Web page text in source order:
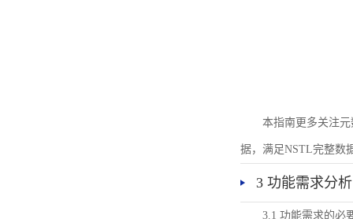
本指南更多关注
据，满足NSTL完整数
3 功能需求分析
3.1 功能需求的必